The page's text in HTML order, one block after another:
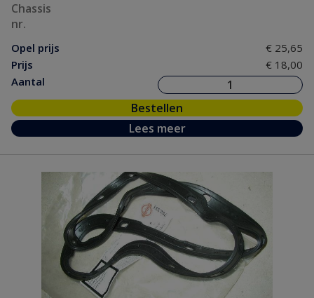
Chassis
nr.
Opel prijs
€ 25,65
Prijs
€ 18,00
Aantal
Bestellen
Lees meer